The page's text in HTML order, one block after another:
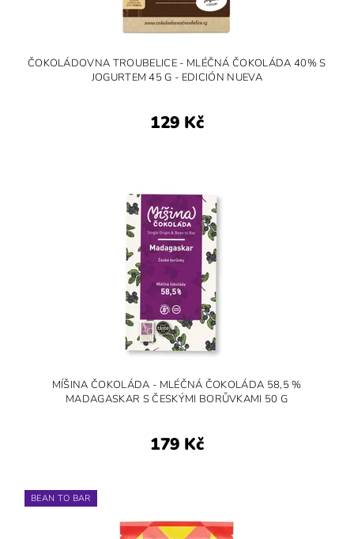
ČOKOLÁDOVNA TROUBELICE - MLÉČNÁ ČOKOLÁDA 40% S
JOGURTEM 45 G - EDICIÓN NUEVA
129 Kč
MÍŠINA ČOKOLÁDA - MLÉČNÁ ČOKOLÁDA 58,5 %
MADAGASKAR S ČESKÝMI BORŮVKAMI 50 G
179 Kč
BEAN TO BAR